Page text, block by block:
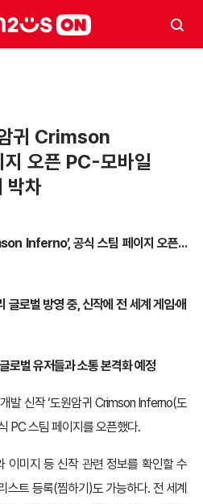
귀 Crimson
오픈 PC-모바일
박차
Inferno’, 공식 스팀 페이지 오픈…
글로벌 방영 중,신작에 전 세계 게임·애
로벌 유저들과 소통 본격화 예정
발 신작 ‘도원암귀 Crimson Inferno(도
PC 스팀 페이지를 오픈했다.
이미지 등 신작 관련 정보를 확인할 수
스트 등록(찜하기)도 가능하다. 전 세계